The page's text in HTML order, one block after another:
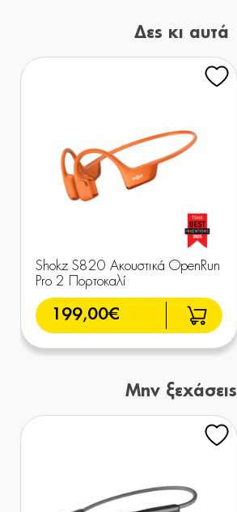
Δες κι αυτά
Shokz S820 Ακουστικά OpenRun
Pro 2 Πορτοκαλί
199,00€
Μην ξεχάσεις